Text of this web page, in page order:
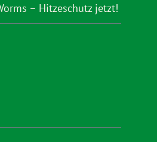
– Hitzeschutz jetzt!